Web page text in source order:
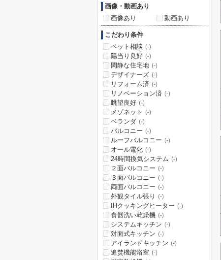
画像・動画あり
画像あり
動画あり
こだわり条件
ペット相談 (-)
陽当り良好 (-)
閑静な住宅地 (-)
デザイナーズ (-)
リフォーム済 (-)
リノベーション済 (-)
眺望良好 (-)
メゾネット (-)
ベランダ (-)
バルコニー (-)
ルーフバルコニー (-)
オール電化 (-)
24時間換気システム (-)
２面バルコニー (-)
３面バルコニー (-)
両面バルコニー (-)
外観タイル張り (-)
IHクッキングヒーター (-)
食器洗い乾燥機 (-)
システムキッチン (-)
対面式キッチン (-)
アイランドキッチン (-)
追焚機能浴室 (-)